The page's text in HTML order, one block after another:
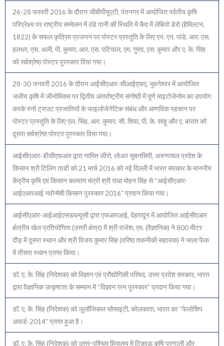
26-28 फरवरी 2016 के दौरान जीबीपीयूएटी, पंतनगर में आयोजित पर्वतीय कृषि
परिप्रेक्ष्य पर राष्ट्रीय सम्मेलन में ठंडे पानी की स्थिति में कैद में लेबियो डेरो (हैमिल्टन,
1822) के सफल कृत्रिम प्रजनन पर पोस्टर प्रस्तुति के लिए एन. एन. पांडे, आर. एस.
हलधर, एस. अली, पी. कुमार, आर. एस. पटियाल, एम. गुप्ता, एस. कुमार और ए. के. सिंह
को सर्वश्रेष्ठ पोस्टर पुरस्कार दिया गया।
28-30 जनवरी 2016 के दौरान आईसीएआर-सीआईएफए, भुवनेश्वर में आयोजित
जलीय कृषि में जीनोमिक्स पर द्वितीय अंतर्राष्ट्रीय संगोष्ठी में पूर्ण माइटोजेनोम का उपयोग
करके स्नो ट्राउट प्रजातियों के फाइलोजेनेटिक संबंध और आणविक पहचान पर
पोस्टर प्रस्तुति के लिए एल. सिंह, आर. कुमार, सी. शिवा, पी. के. साहू और ए. बारात को
दूसरा सर्वश्रेष्ठ पोस्टर पुरस्कार दिया गया।
आईसीएआर-डीसीएफआर द्वारा नामित ज़ीरो, लोअर सुबनसिरी, अरुणाचल प्रदेश के
किसान श्री टिलिंग ताडी को 21 मार्च 2016 को नई दिल्ली में भारत सरकार के माननीय
केंद्रीय कृषि एवं किसान कल्याण मंत्री श्री राधा मोहन सिंह से “आईसीएआर-
आईएआरआई नवोन्मेषी किसान पुरस्कार 2016” प्रदान किया गया।
आईसीएआर-आईआईएसडब्ल्यूसी द्वारा एफआरआई, देहरादून में आयोजित आईसीएआर
क्षेत्रीय खेल प्रतियोगिता (उत्तरी क्षेत्र) में श्री राजेश, एम. (वैज्ञानिक) ने 800 मीटर
दौड़ में दूसरा स्थान और श्री विजय कुमार सिंह (वरिष्ठ तकनीकी सहायक) ने भाला फेंक
में तीसरा स्थान प्राप्त किया।
डॉ. ए. के. सिंह (निदेशक) को विज्ञान एवं प्रौद्योगिकी परिषद, उत्तर प्रदेश सरकार, भारत
द्वारा वैज्ञानिक उत्कृष्टता के सम्मान में “विज्ञान रत्न पुरस्कार” प्रदान किया गया।
डॉ. ए. के. सिंह (निदेशक) को जूलॉजिकल सोसाइटी, कोलकाता, भारत का “फेलोशिप
अवार्ड-2014” प्राप्त हुआ है।
डॉ. ए. के. सिंह (निदेशक) को उत्तर-पश्चिम हिमालय में टिकाऊ कृषि प्रणाली और